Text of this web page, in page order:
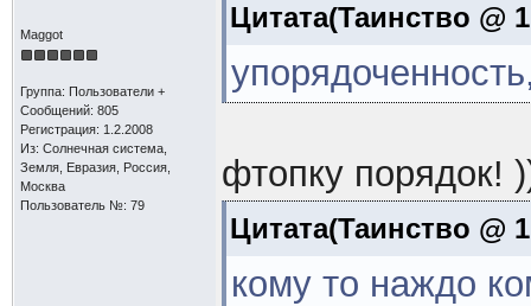
Maggot
Группа: Пользователи +
Сообщений: 805
Регистрация: 1.2.2008
Из: Солнечная система,
Земля, Евразия, Россия,
Москва
Пользователь №: 79
Цитата(Таинство @
фтопку порядок!
Цитата(Таинство @
кому то наждо